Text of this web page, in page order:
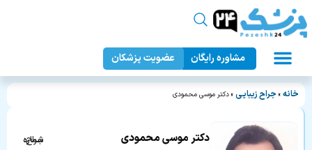
مشاوره رایگان عضویت پزشکان
خانه » جراح زیبایی » دکتر موسی محمودی
دکتر موسی محمودی
جراح
شماره